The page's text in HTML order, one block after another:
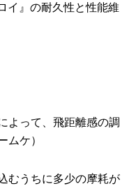
イ』の耐久性と性能維
よって、飛距離感の調
ムケ）
むうちに多少の摩耗が